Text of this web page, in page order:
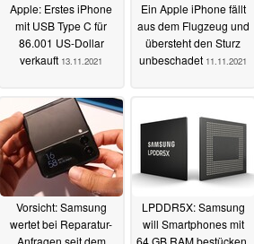
Apple: Erstes iPhone
mit USB Type C für
86.001 US-Dollar
verkauft 13.11.2021
Ein Apple iPhone fällt
aus dem Flugzeug und
übersteht den Sturz
unbeschadet 11.11.2021
Vorsicht: Samsung
wertet bei Reparatur-
LPDDR5X: Samsung
will Smartphones mit